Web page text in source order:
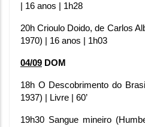
| 16 anos | 1h28
20h Crioulo Doido, de Carlos
1970) | 16 anos | 1h03
04/09 DOM
18h O Descobrimento do
1937) | Livre | 60’
19h30 Sangue mineiro